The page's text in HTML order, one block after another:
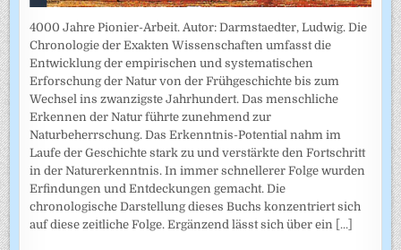
4000 Jahre Pionier-Arbeit. Autor: Darmstaedter, Ludwig. Die
Chronologie der Exakten Wissenschaften umfasst die
Entwicklung der empirischen und systematischen
Erforschung der Natur von der Frühgeschichte bis zum
Wechsel ins zwanzigste Jahrhundert. Das menschliche
Erkennen der Natur führte zunehmend zur
Naturbeherrschung. Das Erkenntnis-Potential nahm im
Laufe der Geschichte stark zu und verstärkte den Fortschritt
in der Naturerkenntnis. In immer schnellerer Folge wurden
Erfindungen und Entdeckungen gemacht. Die
chronologische Darstellung dieses Buchs konzentriert sich
auf diese zeitliche Folge. Ergänzend lässt sich über ein [...]